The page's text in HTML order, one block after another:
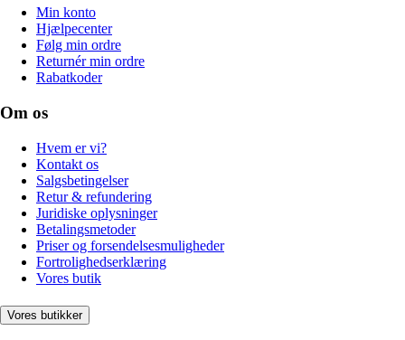
Min konto
Hjælpecenter
Følg min ordre
Returnér min ordre
Rabatkoder
Om os
Hvem er vi?
Kontakt os
Salgsbetingelser
Retur & refundering
Juridiske oplysninger
Betalingsmetoder
Priser og forsendelsesmuligheder
Fortrolighedserklæring
Vores butik
Vores butikker